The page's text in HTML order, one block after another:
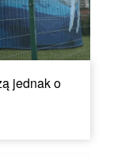
jednak o